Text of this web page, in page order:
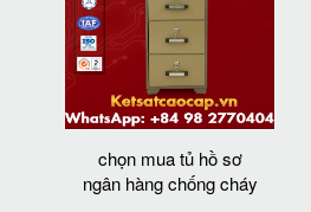
chọn mua tủ hồ sơ
ngân hàng chống cháy